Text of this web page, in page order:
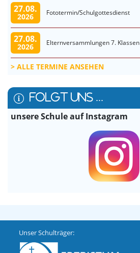
27.08.
2026 Fototermin/Schulgottesdienst
27.08.
2026 Elternversammlungen 7. Klassen
ALLE TERMINE ANSEHEN
FOLGT UNS ...
unsere Schule auf Instagram
Unser Schulträger: